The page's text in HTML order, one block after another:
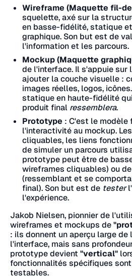
Wireframe (Maquette fil-
squelette, axé sur la
en basse-fidélité, statique
graphique. Son but est de
l'information et les parcours.
Mockup (Maquette
de l'interface. Il s'appuie sur
ajouter la couche visuelle :
images réelles, logos,
statique en haute-fidélité
produit final ressemblera.
Prototype : C'est le modèle
l'interactivité au mockup.
cliquables, les liens
de simuler un parcours
prototype peut être de
wireframes cliquables) ou
(ressemblant et se
final). Son but est de tester
l'expérience.
Jakob Nielsen, pionnier de
wireframes et mockups de
: ils donnent un aperçu large
l'interface, mais sans
prototype devient "vertical"
fonctionnalités spécifiques
testables.